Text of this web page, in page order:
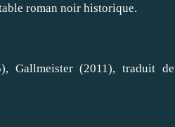
roman noir historique.
Gallmeister (2011), traduit de